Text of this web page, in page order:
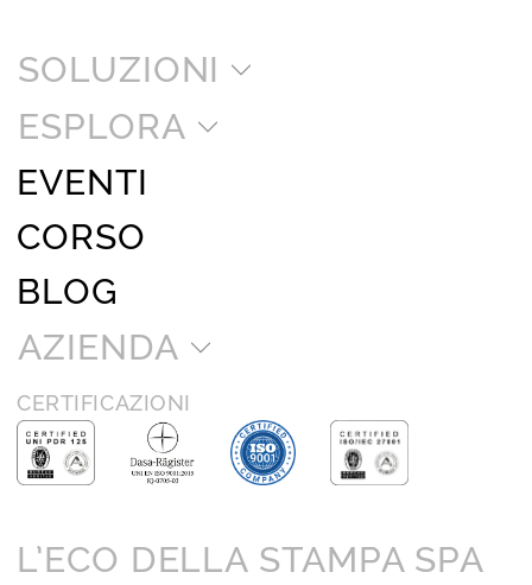
SOLUZIONI
ESPLORA
EVENTI
CORSO
BLOG
AZIENDA
CERTIFICAZIONI
L’ECO DELLA STAMPA SPA